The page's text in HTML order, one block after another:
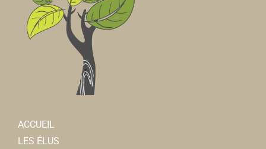
ACCUEIL
LES ÉLUS